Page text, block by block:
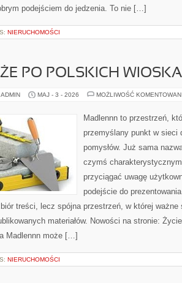
podejściem do jedzenia. To nie […]
NIERUCHOMOŚCI
PO POLSKICH
MAJ - 3 - 2026 MOŻLIWOŚĆ
Madlennn to przestrzeń,
przemyślany punkt w sieci
pomysłów. Już sama
czymś
przyciągać uwagę
podejście do
treści, lecz spójna przestrzeń, w której
materiałów. Nowości na stronie:
Madlennn może […]
NIERUCHOMOŚCI